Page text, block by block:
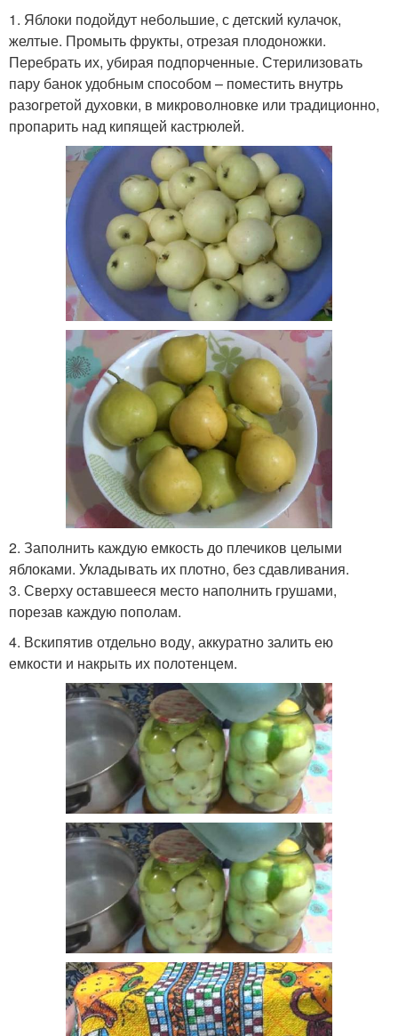
1. Яблоки подойдут небольшие, с детский кулачок,
желтые. Промыть фрукты, отрезая плодоножки.
Перебрать их, убирая подпорченные. Стерилизовать
пару банок удобным способом – поместить внутрь
разогретой духовки, в микроволновке или традиционно,
пропарить над кипящей кастрюлей.
2. Заполнить каждую емкость до плечиков целыми
яблоками. Укладывать их плотно, без сдавливания.
3. Сверху оставшееся место наполнить грушами,
порезав каждую пополам.
4. Вскипятив отдельно воду, аккуратно залить ею
емкости и накрыть их полотенцем.